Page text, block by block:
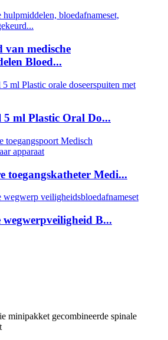
van medische
Bloed...
5 ml Plastic Oral Do...
toegangskatheter Medi...
wegwerpveiligheid B...